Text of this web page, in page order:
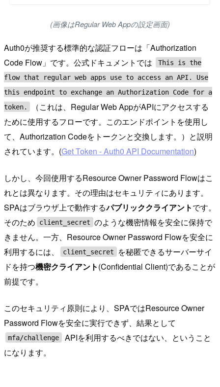
(画像はRegular Web Appの設定画面)
Auth0が推奨する標準的な認証フローは「Authorization
Code Flow」です。公式ドキュメントでは
This is the
flow that regular web apps use to access an API. Use
this endpoint to exchange an Authorization Code for a
token.
（これは、Regular Web AppがAPIにアクセスする
ために使用するフローです。このエンドポイントを使用し
て、Authorization Codeをトークンと交換します。）と説明
されています。(Get Token - Auth0 API Documentation)
しかし、今回使用するResource Owner Password Flowはこ
れとは異なります。その理由はセキュリティにあります。
SPAはブラウザ上で動作するパブリッククライアントです。
そのため
client_secret のような機密情報を安全に保持で
きません。一方、Resource Owner Password Flowを安全に
利用するには、
client_secret
を秘匿できるサーバーサイ
ドを持つ機密クライアント(Confidential Client)であることが
前提です。
このセキュリティ原則により、SPAではResource Owner
Password Flowを安全に実行できず、結果として
mfa/challenge
APIを利用するべきではない、ということ
になります。